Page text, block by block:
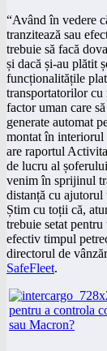
“Având în vedere
tranzitează sau
trebuie să facă
și dacă și-au plătit
funcționalitățile
transportatorilor cu
factor uman care
generate automat
montat în interiorul
are raportul
de lucru al
venim în sprijinul
distanță cu
Știm cu toții că,
trebuie setat
efectiv timpul
directorul de
SafeFleet.